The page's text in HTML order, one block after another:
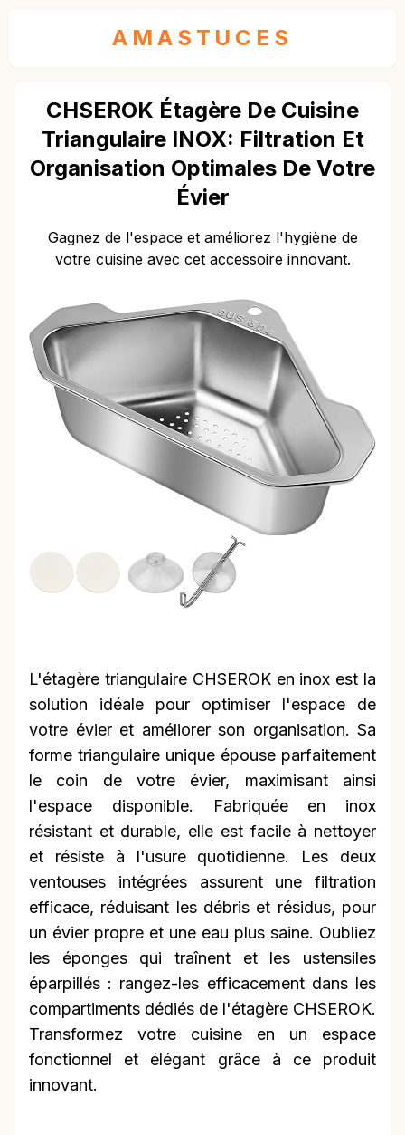
AMASTUCES
CHSEROK Étagère De Cuisine
Triangulaire INOX: Filtration Et
Organisation Optimales De Votre
Évier
Gagnez de l'espace et améliorez l'hygiène de
votre cuisine avec cet accessoire innovant.
L'étagère triangulaire CHSEROK en inox est la
solution idéale pour optimiser l'espace de
votre évier et améliorer son organisation. Sa
forme triangulaire unique épouse parfaitement
le coin de votre évier, maximisant ainsi
l'espace disponible. Fabriquée en inox
résistant et durable, elle est facile à nettoyer
et résiste à l'usure quotidienne. Les deux
ventouses intégrées assurent une filtration
efficace, réduisant les débris et résidus, pour
un évier propre et une eau plus saine. Oubliez
les éponges qui traînent et les ustensiles
éparpillés : rangez-les efficacement dans les
compartiments dédiés de l'étagère CHSEROK.
Transformez votre cuisine en un espace
fonctionnel et élégant grâce à ce produit
innovant.